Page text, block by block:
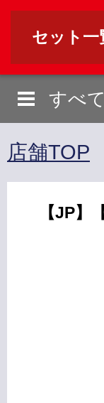
セット一
すべ
店舗TOP
【JP